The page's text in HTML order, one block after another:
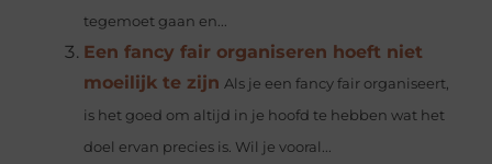
tegemoet gaan en...
Een fancy fair organiseren hoeft niet
moeilijk te zijn Als je een fancy fair organiseert,
is het goed om altijd in je hoofd te hebben wat het
doel ervan precies is. Wil je vooral...